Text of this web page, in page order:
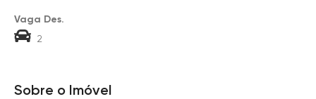
Vaga Des.
2
Sobre o Imóvel